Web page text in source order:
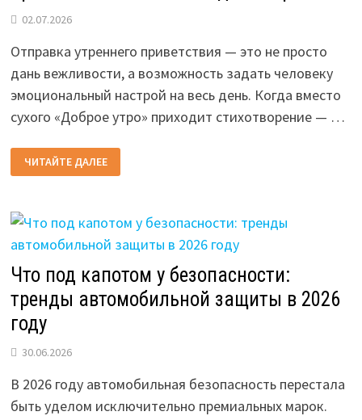
02.07.2026
Отправка утреннего приветствия — это не просто
дань вежливости, а возможность задать человеку
эмоциональный настрой на весь день. Когда вместо
сухого «Доброе утро» приходит стихотворение — …
КРАСИВЫЕ
СТИХИ
С
ПОЖЕЛАНИЯ
ОТКРЫТОК
ЧИТАЙТЕ ДАЛЕЕ
Что под капотом у безопасности:
тренды автомобильной защиты в 2026
году
30.06.2026
В 2026 году автомобильная безопасность перестала
быть уделом исключительно премиальных марок.